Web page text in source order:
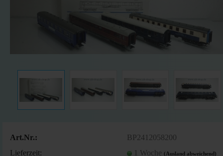
Art.Nr.:
BP2412058200
Lieferzeit:
1 Woche (Ausland abweichend)